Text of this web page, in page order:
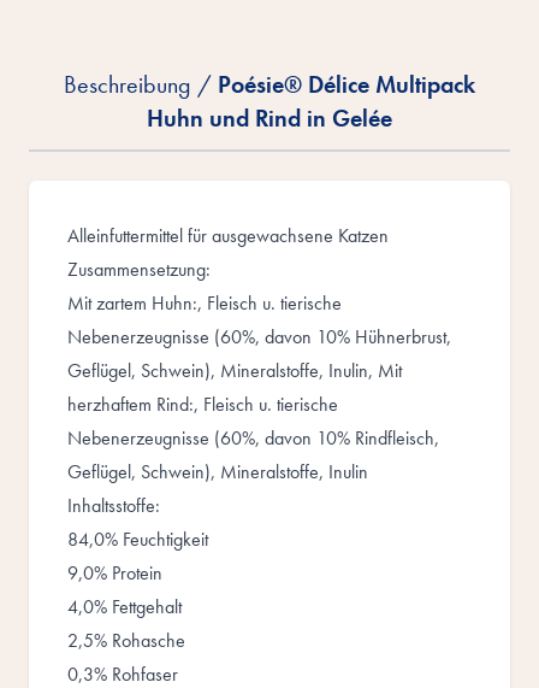
Beschreibung / Poésie® Délice Multipack
Huhn und Rind in Gelée
Alleinfuttermittel für ausgewachsene Katzen
Zusammensetzung:
Mit zartem Huhn:, Fleisch u. tierische
Nebenerzeugnisse (60%, davon 10% Hühnerbrust,
Geflügel, Schwein), Mineralstoffe, Inulin, Mit
herzhaftem Rind:, Fleisch u. tierische
Nebenerzeugnisse (60%, davon 10% Rindfleisch,
Geflügel, Schwein), Mineralstoffe, Inulin
Inhaltsstoffe:
84,0% Feuchtigkeit
9,0% Protein
4,0% Fettgehalt
2,5% Rohasche
0,3% Rohfaser